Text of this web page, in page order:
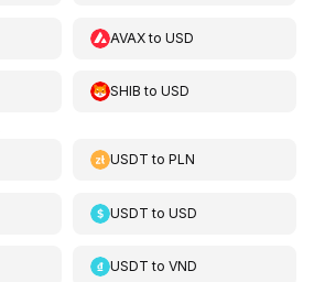
AVAXtoUSD
SHIB toUSD
USDT toPLN
USDT toUSD
USDT toVND